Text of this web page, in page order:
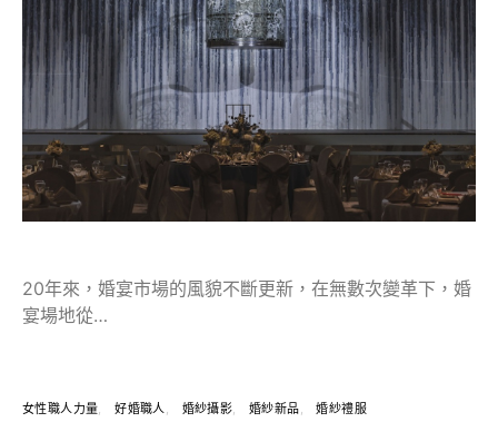
20年來，婚宴市場的風貌不斷更新，在無數次變革下，婚
宴場地從…
女性職人力量 好婚職人 婚紗攝影 婚紗新品 婚紗禮服